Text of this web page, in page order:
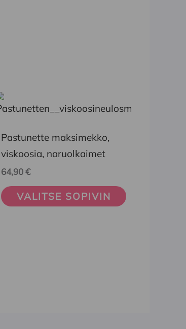
Pastunette maksimekko,
viskoosia, naruolkaimet
64,90€
VALITSE SOPIVIN
Tällä
tuotteella
on
useampi
tehdä